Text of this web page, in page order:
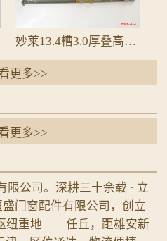
妙莱13.4槽3.0厚叠高19.5平开四连杆2B电泳
更多>>
更多>>
公司。深耕三十余载 · 立
门窗配件有限公司，创立
纽重地——任丘，距雄安新